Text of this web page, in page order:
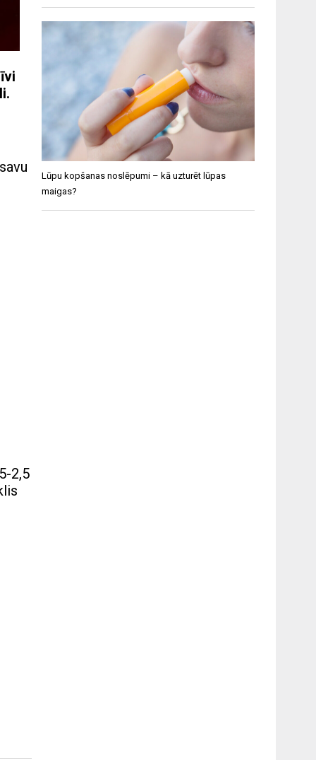
2,5
Lūpu kopšanas noslēpumi – kā uzturēt lūpas
maigas?